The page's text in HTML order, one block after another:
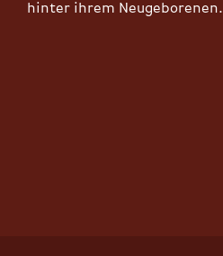
hinter ihrem Neugeborenen.